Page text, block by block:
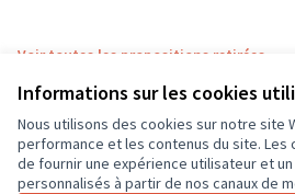
Informations sur les cookies
Nous utilisons des cookies sur notre site
performance et les contenus du site.
de fournir une expérience utilisateur et
personnalisés à partir de nos canaux de
Voir toutes les propositions retirées
Conditions d'utilisation
Paramètres des cookies
CD37 sur XCD37 sur Facebook
CD37 sur Instagram
CD37 sur YouTube